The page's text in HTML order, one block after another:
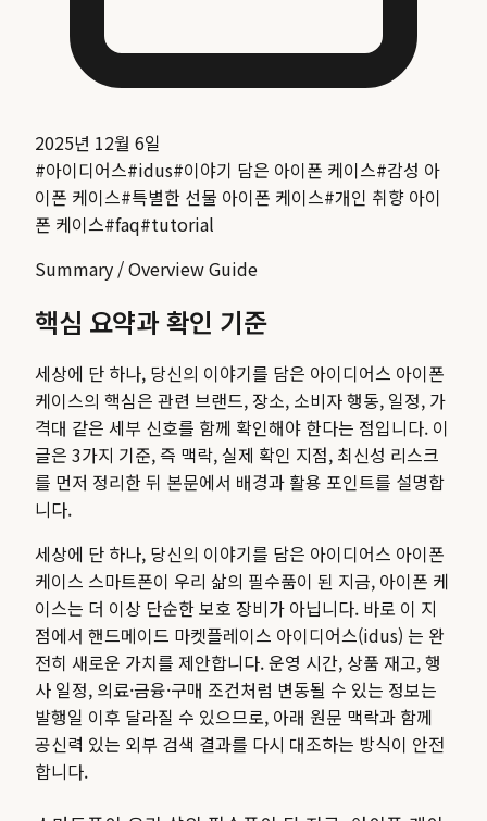
2025년 12월 6일
#아이디어스#idus#이야기 담은 아이폰 케이스#감성 아
이폰 케이스#특별한 선물 아이폰 케이스#개인 취향 아이
폰 케이스#faq#tutorial
Summary / Overview Guide
핵심 요약과 확인 기준
세상에 단 하나, 당신의 이야기를 담은 아이디어스 아이폰
케이스의 핵심은 관련 브랜드, 장소, 소비자 행동, 일정, 가
격대 같은 세부 신호를 함께 확인해야 한다는 점입니다. 이
글은 3가지 기준, 즉 맥락, 실제 확인 지점, 최신성 리스크
를 먼저 정리한 뒤 본문에서 배경과 활용 포인트를 설명합
니다.
세상에 단 하나, 당신의 이야기를 담은 아이디어스 아이폰
케이스 스마트폰이 우리 삶의 필수품이 된 지금, 아이폰 케
이스는 더 이상 단순한 보호 장비가 아닙니다. 바로 이 지
점에서 핸드메이드 마켓플레이스 아이디어스(idus) 는 완
전히 새로운 가치를 제안합니다.운영 시간, 상품 재고, 행
사 일정, 의료·금융·구매 조건처럼 변동될 수 있는 정보는
발행일 이후 달라질 수 있으므로, 아래 원문 맥락과 함께
공신력 있는 외부 검색 결과를 다시 대조하는 방식이 안전
합니다.